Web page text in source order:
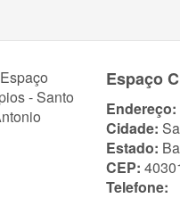
Espaço
Endereço:
Cidade:
Estado:
CEP:
Telefone: